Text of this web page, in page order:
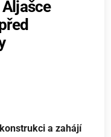
a zahájí